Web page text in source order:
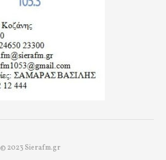
© 2023 Sierafm.gr